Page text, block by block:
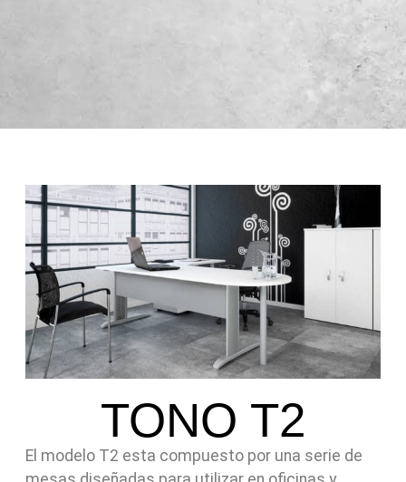
TONO T2
El modelo T2 esta compuesto por una serie de